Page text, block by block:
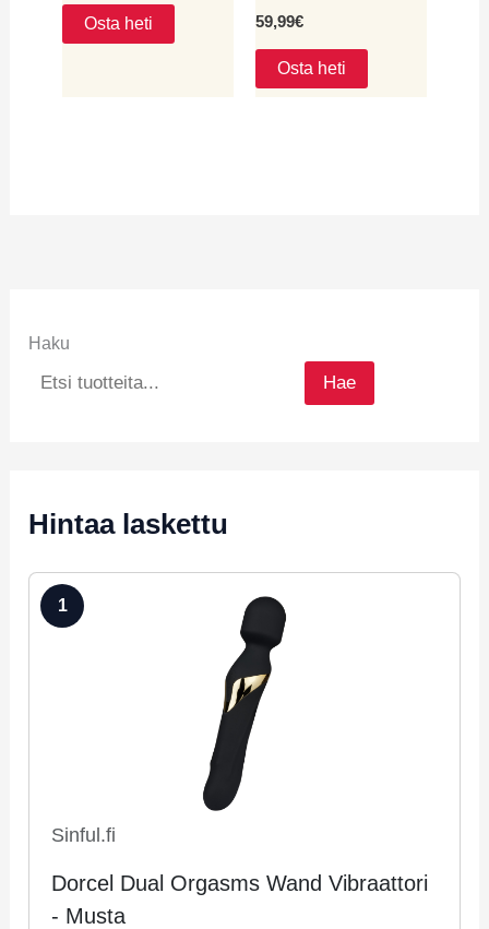
Osta heti 59,99€
Osta heti
Haku
Hae
Hintaa laskettu
1
Sinful.fi
Dorcel Dual Orgasms Wand Vibraattori
- Musta